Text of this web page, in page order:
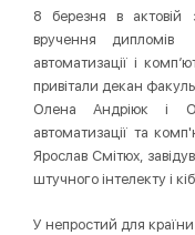
8 березня в актовій
вручення дипломів
автоматизації і
привітали декан
Олена Андріюк і
автоматизації та
Ярослав Смітюх,
штучного інтелекту і
У непростий для